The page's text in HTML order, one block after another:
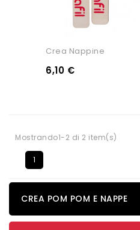
Crea Nappine
6,10 €
Mostrando1-2 di 2 item(s)
1
CREA POM POM E NAPPE